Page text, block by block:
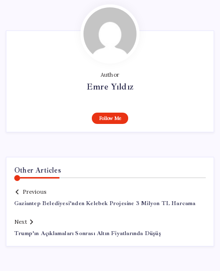
Author
Emre Yıldız
Follow Me
Other Articles
Previous
Gaziantep Belediyesi’nden Kelebek Projesine 3 Milyon TL Harcama
Next
Trump’ın Açıklamaları Sonrası Altın Fiyatlarında Düşüş